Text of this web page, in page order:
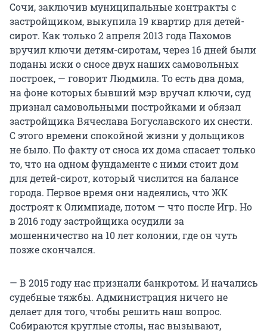
Сочи, заключив муниципальные контракты с
застройщиком, выкупила 19 квартир для детей-
сирот. Как только 2 апреля 2013 года Пахомов
вручил ключи детям-сиротам, через 16 дней были
поданы иски о сносе двух наших самовольных
построек, — говорит Людмила. То есть два дома,
на фоне которых бывший мэр вручал ключи, суд
признал самовольными постройками и обязал
застройщика Вячеслава Богуславского их снести.
С этого времени спокойной жизни у дольщиков
не было. По факту от сноса их дома спасает только
то, что на одном фундаменте с ними стоит дом
для детей-сирот, который числится на балансе
города. Первое время они надеялись, что ЖК
достроят к Олимпиаде, потом — что после Игр. Но
в 2016 году застройщика осудили за
мошенничество на 10 лет колонии, где он чуть
позже скончался.
— В 2015 году нас признали банкротом. И начались
судебные тяжбы. Администрация ничего не
делает для того, чтобы решить наш вопрос.
Собираются круглые столы, нас вызывают,